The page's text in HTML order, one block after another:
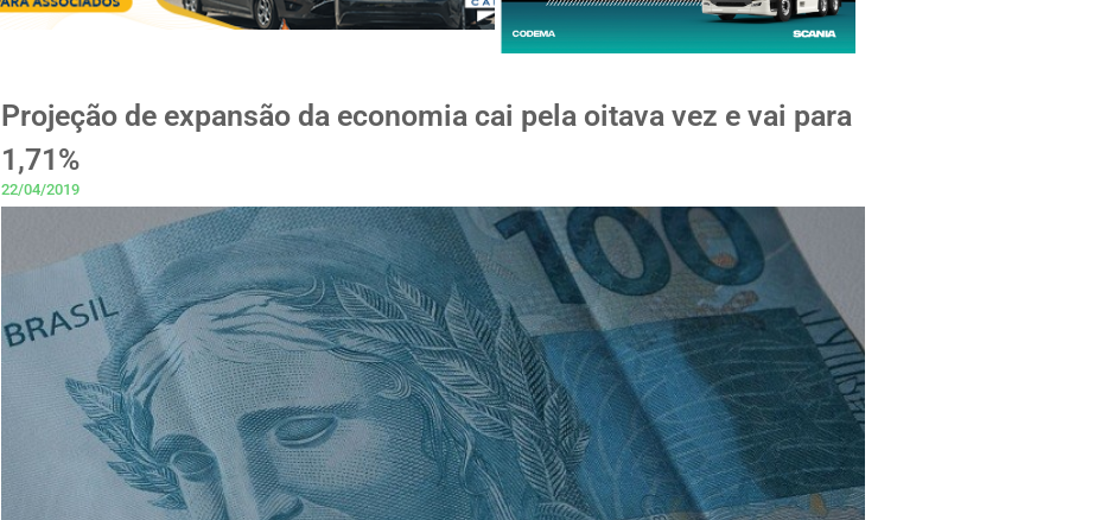
Projeção de expansão da economia cai pela oitava vez e vai para
1,71%
22/04/2019